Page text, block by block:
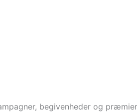
begivenheder og